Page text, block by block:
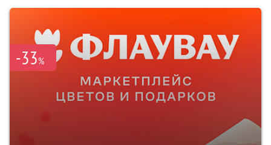
-33%